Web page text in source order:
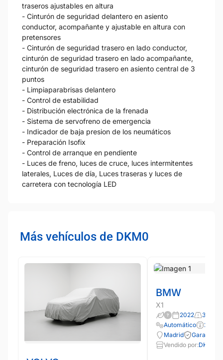
traseros ajustables en altura
- Cinturón de seguridad delantero en asiento
conductor, acompañante y ajustable en altura con
pretensores
- Cinturón de seguridad trasero en lado conductor,
cinturón de seguridad trasero en lado acompañante,
cinturón de seguridad trasero en asiento central de 3
puntos
- Limpiaparabrisas delantero
- Control de estabilidad
- Distribución electrónica de la frenada
- Sistema de servofreno de emergencia
- Indicador de baja presion de los neumáticos
- Preparación Isofix
- Control de arranque en pendiente
- Luces de freno, luces de cruce, luces intermitentes
laterales, Luces de día, Luces traseras y luces de
carretera con tecnología LED
Más vehículos de DKM0
BMW
X1
2022
Automático
220
Madrid
Garantía
Vendido por:DKM0